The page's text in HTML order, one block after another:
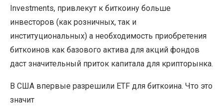
Investments, привлекут к биткоину больше
инвесторов (как розничных, так и
институциональных) а необходимость приобретения
биткоинов как базового актива для акций фондов
даст значительный приток капитала для крипторынка.
В США впервые разрешили ETF для биткоина. Что это
значит